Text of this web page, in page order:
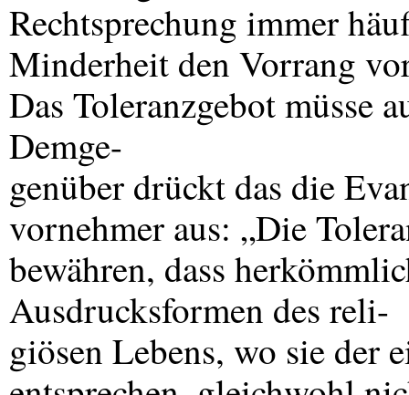
Rechtsprechung immer
Minderheit den Vorrang
Das Toleranzgebot müsse
Demge-
genüber drückt das die
vornehmer aus: „Die
bewähren, dass
Ausdrucksformen des reli-
giösen Lebens, wo sie der